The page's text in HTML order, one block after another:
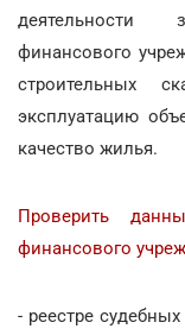
деятельности
финансового
строительных
эксплуатацию
качество жилья.
Проверить
финансового
- реестре